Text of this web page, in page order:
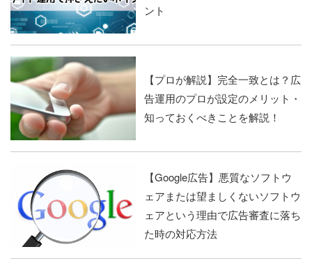
ント
【プロが解説】完全一致とは？広
告運用のプロが設定のメリット・
知っておくべきことを解説！
【Google広告】悪質なソフトウ
ェアまたは望ましくないソフトウ
ェアという理由で広告審査に落ち
た時の対応方法